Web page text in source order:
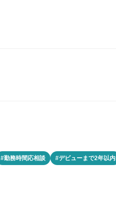
#勤務時間応相談 #デビューまで2年以内